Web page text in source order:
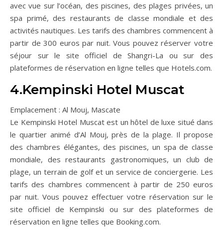
avec vue sur l’océan, des piscines, des plages privées, un
spa primé, des restaurants de classe mondiale et des
activités nautiques. Les tarifs des chambres commencent à
partir de 300 euros par nuit. Vous pouvez réserver votre
séjour sur le site officiel de Shangri-La ou sur des
plateformes de réservation en ligne telles que Hotels.com.
4.Kempinski Hotel Muscat
Emplacement : Al Mouj, Mascate
Le Kempinski Hotel Muscat est un hôtel de luxe situé dans
le quartier animé d’Al Mouj, près de la plage. Il propose
des chambres élégantes, des piscines, un spa de classe
mondiale, des restaurants gastronomiques, un club de
plage, un terrain de golf et un service de conciergerie. Les
tarifs des chambres commencent à partir de 250 euros
par nuit. Vous pouvez effectuer votre réservation sur le
site officiel de Kempinski ou sur des plateformes de
réservation en ligne telles que Booking.com.